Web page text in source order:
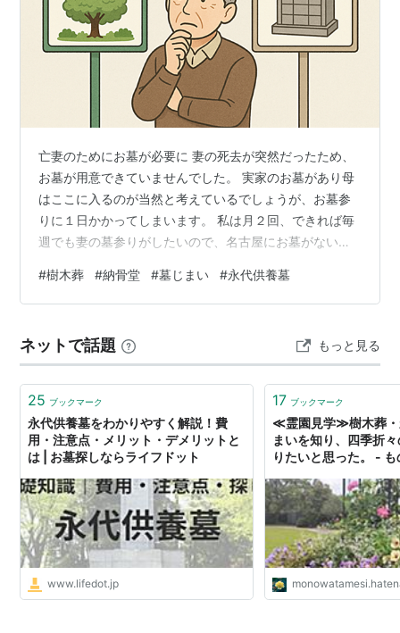
亡妻のためにお墓が必要に 妻の死去が突然だったため、
お墓が用意できていませんでした。 実家のお墓があり母
はここに入るのが当然と考えているでしょうが、お墓参
りに１日かかってしまいます。 私は月２回、できれば毎
週でも妻の墓参りがしたいので、名古屋にお墓がないと
お墓があれば頻繁にお墓詣りができます。 五十日祭（仏
教の四十九日）には妻の遺骨を埋葬しないといけないの
といけません。 実は妻が入院した直後のブログに書きま
したが、妹夫婦が体調を崩して実家のお墓の清掃等が困
難になったため墓じまいを考えていました…
#樹木葬 #納骨堂 #墓じまい #永代供養墓
ネットで話題 もっと見る
25 ブックマーク
永代供養墓をわかりやすく解説！費
用・注意点・メリット・デメリットと
は | お墓探しならライフドット
www.lifedot.jp
17 ブックマーク
≪霊園見学≫樹木葬・
まいを知り、四季折
りたいと思った。 -